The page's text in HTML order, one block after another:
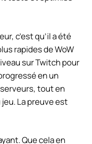
c’est qu’il a été
rapides de WoW
sur Twitch pour
en un
tout en
La preuve est
Que cela en